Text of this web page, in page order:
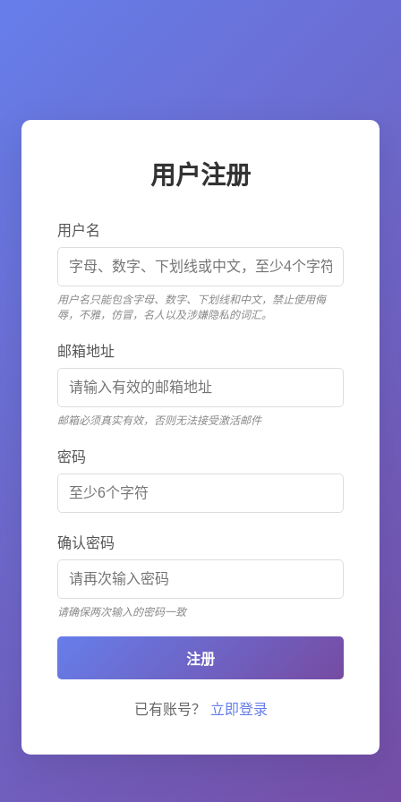
用户注册
用户名
用户名只能包含字母、数字、下划线和中文，禁止使用侮
辱，不雅，仿冒，名人以及涉嫌隐私的词汇。
邮箱地址
邮箱必须真实有效，否则无法接受激活邮件
密码
确认密码
请确保两次输入的密码一致
注册
已有账号？ 立即登录